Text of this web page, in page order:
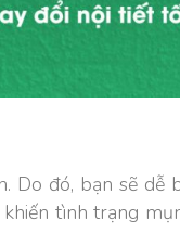
Do đó, bạn sẽ dễ
tình trạng